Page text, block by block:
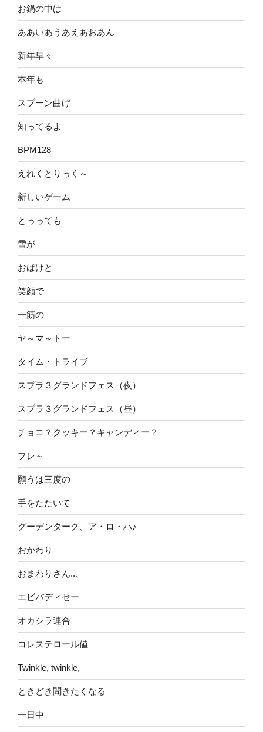
お鍋の中は
ああいあうあえあおあん
新年早々
本年も
スプーン曲げ
知ってるよ
BPM128
えれくとりっく～
新しいゲーム
とっっても
雪が
おばけと
笑顔で
一筋の
ヤ～マ～トー
タイム・トライブ
スプラ３グランドフェス（夜）
スプラ３グランドフェス（昼）
チョコ？クッキー？キャンディー？
フレ～
願うは三度の
手をたたいて
グーデンターク、ア・ロ・ハ♪
おかわり
おまわりさん..、
エビバディセー
オカシラ連合
コレステロール値
Twinkle, twinkle,
ときどき聞きたくなる
一日中